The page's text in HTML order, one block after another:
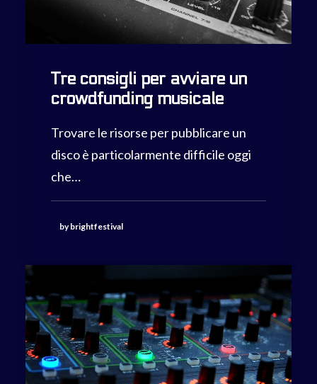
Tre consigli per avviare un
crowdfunding musicale
Trovare le risorse per pubblicare un
disco è particolarmente difficile oggi
che…
by brightfestival